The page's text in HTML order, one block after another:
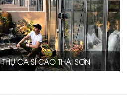
CA SĨ CAO THÁI SƠN